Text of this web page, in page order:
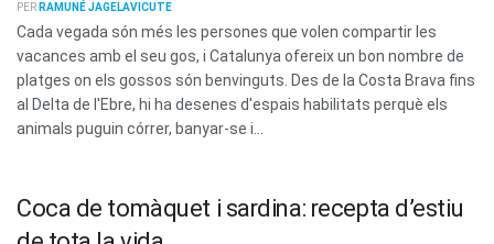
PER RAMUNÉ JAGELAVICUTE
Cada vegada són més les persones que volen compartir les
vacances amb el seu gos, i Catalunya ofereix un bon nombre de
platges on els gossos són benvinguts. Des de la Costa Brava fins
al Delta de l'Ebre, hi ha desenes d'espais habilitats perquè els
animals puguin córrer, banyar-se i...
Coca de tomàquet i sardina: recepta d’estiu